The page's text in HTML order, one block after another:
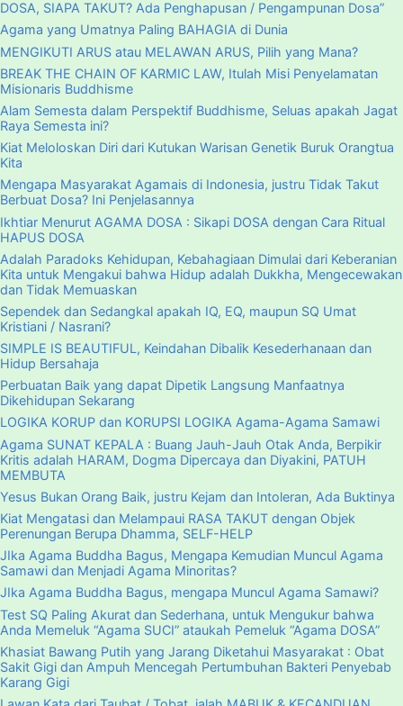
DOSA, SIAPA TAKUT? Ada Penghapusan / Pengampunan Dosa”
Agama yang Umatnya Paling BAHAGIA di Dunia
MENGIKUTI ARUS atau MELAWAN ARUS, Pilih yang Mana?
BREAK THE CHAIN OF KARMIC LAW, Itulah Misi Penyelamatan
Misionaris Buddhisme
Alam Semesta dalam Perspektif Buddhisme, Seluas apakah Jagat
Raya Semesta ini?
Kiat Meloloskan Diri dari Kutukan Warisan Genetik Buruk Orangtua
Kita
Mengapa Masyarakat Agamais di Indonesia, justru Tidak Takut
Berbuat Dosa? Ini Penjelasannya
Ikhtiar Menurut AGAMA DOSA : Sikapi DOSA dengan Cara Ritual
HAPUS DOSA
Adalah Paradoks Kehidupan, Kebahagiaan Dimulai dari Keberanian
Kita untuk Mengakui bahwa Hidup adalah Dukkha, Mengecewakan
dan Tidak Memuaskan
Sependek dan Sedangkal apakah IQ, EQ, maupun SQ Umat
Kristiani / Nasrani?
SIMPLE IS BEAUTIFUL, Keindahan Dibalik Kesederhanaan dan
Hidup Bersahaja
Perbuatan Baik yang dapat Dipetik Langsung Manfaatnya
Dikehidupan Sekarang
LOGIKA KORUP dan KORUPSI LOGIKA Agama-Agama Samawi
Agama SUNAT KEPALA : Buang Jauh-Jauh Otak Anda, Berpikir
Kritis adalah HARAM, Dogma Dipercaya dan Diyakini, PATUH
MEMBUTA
Yesus Bukan Orang Baik, justru Kejam dan Intoleran, Ada Buktinya
Kiat Mengatasi dan Melampaui RASA TAKUT dengan Objek
Perenungan Berupa Dhamma, SELF-HELP
JIka Agama Buddha Bagus, Mengapa Kemudian Muncul Agama
Samawi dan Menjadi Agama Minoritas?
JIka Agama Buddha Bagus, mengapa Muncul Agama Samawi?
Test SQ Paling Akurat dan Sederhana, untuk Mengukur bahwa
Anda Memeluk “Agama SUCI” ataukah Pemeluk “Agama DOSA”
Khasiat Bawang Putih yang Jarang Diketahui Masyarakat : Obat
Sakit Gigi dan Ampuh Mencegah Pertumbuhan Bakteri Penyebab
Karang Gigi